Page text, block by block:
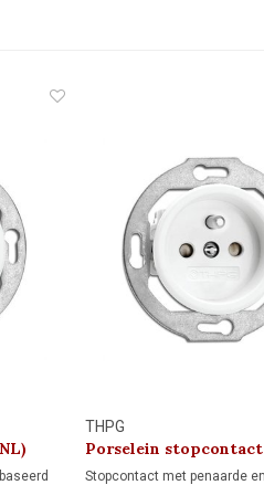
THPG
Porselein
kindveilig) 1920
Stopcontact met penaarde en